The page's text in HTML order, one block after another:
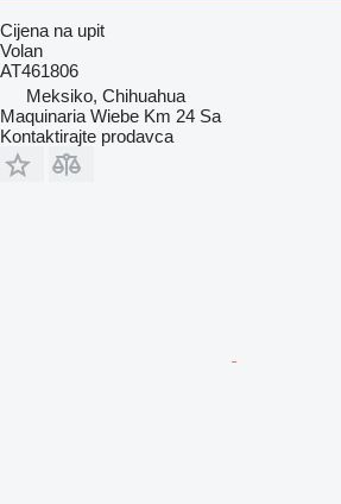
Cijena na upit
Volan
AT461806
Meksiko, Chihuahua
Maquinaria Wiebe Km 24 Sa
Kontaktirajte prodavca